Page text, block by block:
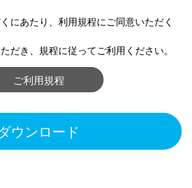
にあたり、利用規程にご同意いただく
だき、規程に従ってご利用ください。
ご利用規程
ウンロード